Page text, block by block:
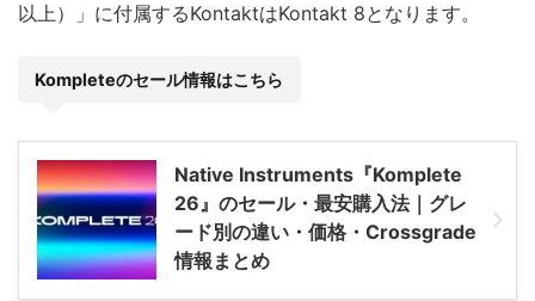
以上）」に付属するKontaktはKontakt 8となります。
Kompleteのセール情報はこちら
Native Instruments『Komplete
26』のセール・最安購入法｜グレ
ード別の違い・価格・Crossgrade
情報まとめ